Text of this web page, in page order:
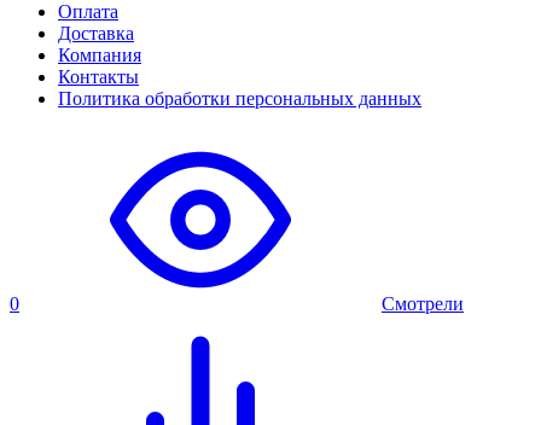
Оплата
Доставка
Компания
Контакты
Политика обработки персональных данных
0 Смотрели